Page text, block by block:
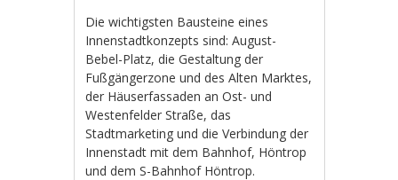
Die wichtigsten Bausteine eines
Innenstadtkonzepts sind: August-
Bebel-Platz, die Gestaltung der
Fußgängerzone und des Alten Marktes,
der Häuserfassaden an Ost- und
Westenfelder Straße, das
Stadtmarketing und die Verbindung der
Innenstadt mit dem Bahnhof, Höntrop
und dem S-Bahnhof Höntrop.